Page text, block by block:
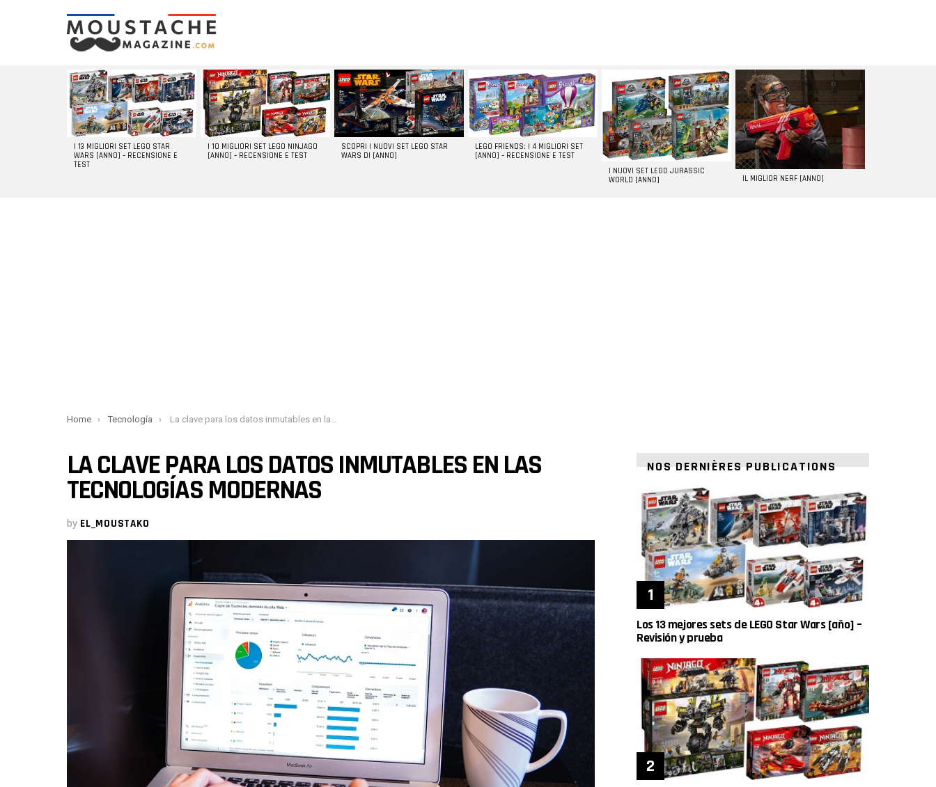
LATEST
STORIES
I 13 MIGLIORI SET LEGO STAR
WARS [ANNO] – RECENSIONE E
TEST
I 10 MIGLIORI SET LEGO NINJAGO
[ANNO] – RECENSIONE E TEST
SCOPRI I NUOVI SET LEGO STAR
WARS DI [ANNO]
LEGO FRIENDS: I 4 MIGLIORI SET
[ANNO] – RECENSIONE E TEST
I NUOVI SET LEGO JURASSIC
WORLD [ANNO]
IL MIGLIOR NERF [ANNO]
You are here:
Home Tecnología La clave para los datos inmutables en las tecnologías modernas
LA CLAVE PARA LOS DATOS INMUTABLES EN LAS
TECNOLOGÍAS MODERNAS
by EL_MOUSTAKO
NOS DERNIÈRES PUBLICATIONS
Los 13 mejores sets de LEGO Star Wars [año] –
Revisión y prueba